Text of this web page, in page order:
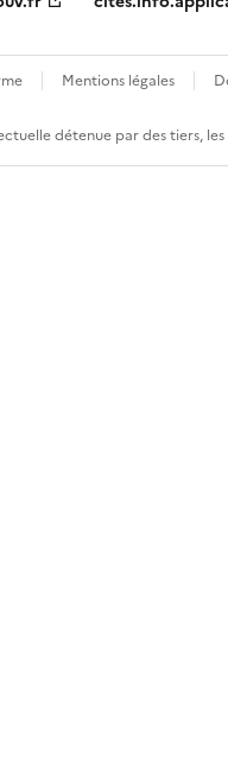
Mentions légales
détenue par des tiers,